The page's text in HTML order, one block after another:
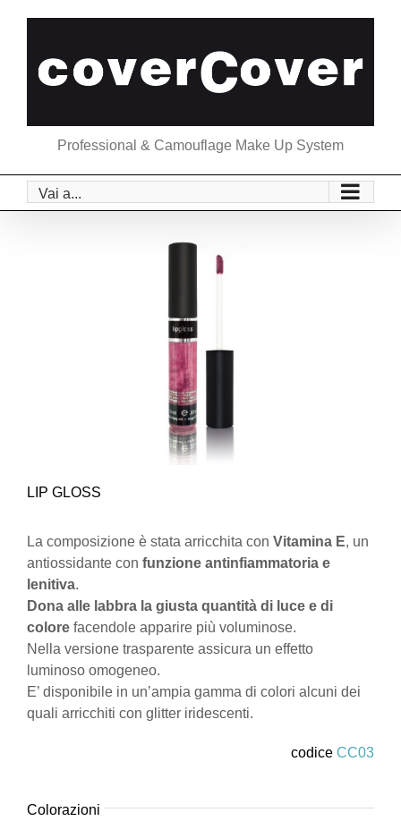
Professional & Camouflage Make Up System
Vai a...
LIP GLOSS
La composizione è stata arricchita con Vitamina E, un
antiossidante con funzione antinfiammatoria e
lenitiva.
Dona alle labbra la giusta quantità di luce e di
colore facendole apparire più voluminose.
Nella versione trasparente assicura un effetto
luminoso omogeneo.
E’ disponibile in un’ampia gamma di colori alcuni dei
quali arricchiti con glitter iridescenti.
codice CC03
Colorazioni